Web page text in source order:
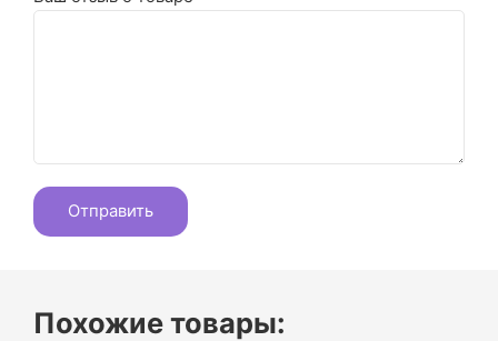
Похожие товары: